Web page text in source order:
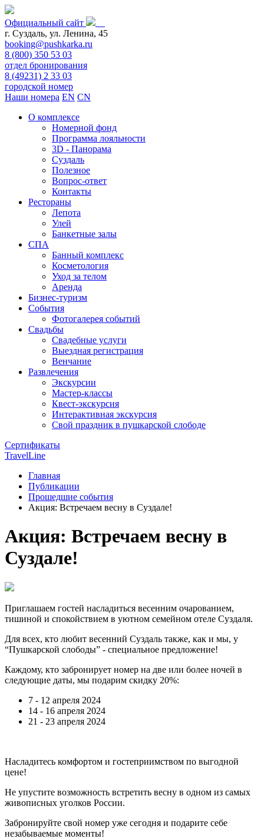
Официальный сайт
г. Суздаль, ул. Ленина, 45
booking@pushkarka.ru
8 (800) 350 53 03
отдел бронирования
8 (49231) 2 33 03
городской номер
Наши номера EN CN
О комплексе
Номерной фонд
Программа лояльности
3D - Панорама
Суздаль
Полезное
Вопрос-ответ
Контакты
Рестораны
Лепота
Улей
Банкетные залы
СПА
Банный комплекс
Косметология
Уход за телом
Аренда
Бизнес-туризм
События
Фотогалерея событий
Свадьбы
Свадебные услуги
Выездная регистрация
Венчание
Развлечения
Экскурсии
Мастер-классы
Квест-экскурсия
Интерактивная экскурсия
Свой праздник в пушкарской слободе
Сертификаты
TravelLine
Главная
Публикации
Прошедшие события
Акция: Встречаем весну в Суздале!
Акция: Встречаем весну в
Суздале!
Приглашаем гостей насладиться весенним очарованием,
тишиной и спокойствием в уютном семейном отеле Суздаля.
Для всех, кто любит весенний Суздаль также, как и мы, у
“Пушкарской слободы” - специальное предложение!
Каждому, кто забронирует номер на две или более ночей в
следующие даты, мы подарим скидку 20%:
7 - 12 апреля 2024
14 - 16 апреля 2024
21 - 23 апреля 2024
Насладитесь комфортом и гостеприимством по выгодной
цене!
Не упустите возможность встретить весну в одном из самых
живописных уголков России.
Забронируйте свой номер уже сегодня и подарите себе
незабываемые моменты!